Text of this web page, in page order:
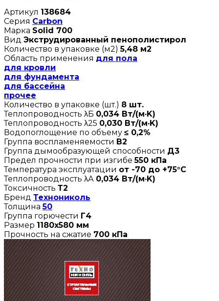
Артикул 138684
Серия Carbon
Марка Solid 700
Вид Экструдированный пенополистирол
Количество в упаковке (м2)5,48 м2
Область применения для пола
для кровли
для фундамента
для бассейна
прочее
Количество в упаковке (шт.) 8 шт.
Теплопроводность λБ 0,034 Вт/(м·K)
Теплопроводность λ25 0,030 Вт/(м·K)
Водопоглощение по объему ≤ 0,2%
Группа воспламеняемости В2
Группа дымообразующей способности Д3
Предел прочности при изгибе550 кПа
Температура эксплуатации от -70 до +75°C
Теплопроводность λА 0,034 Вт/(м·K)
Токсичность Т2
Бренд Технониколь
Толщина50
Группа горючести Г4
Размер 1180х580 мм
Прочность на сжатие 700 кПа